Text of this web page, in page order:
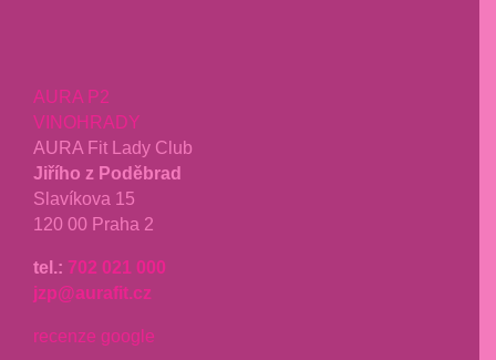
AURA P2
VINOHRADY
AURA Fit Lady Club
Jiřího z Poděbrad
Slavíkova 15
120 00 Praha 2
tel.: 702 021 000
jzp@aurafit.cz
recenze google